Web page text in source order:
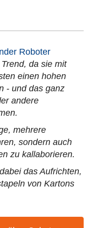
da sie mit
einen hohen
- und das ganz
andere
mehrere
sondern auch
zu kallaborieren.
das Aufrichten,
von Kartons